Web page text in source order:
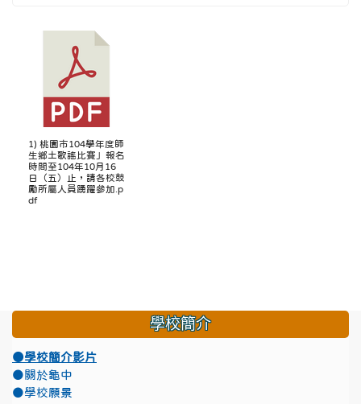
1) 桃園市104學年度師
生鄉土歌謠比賽」報名
時間至104年10月16
日（五）止，請各校鼓
勵所屬人員踴躍參加.p
df
學校簡介
●學校簡介影片
●關於龜中
●學校願景